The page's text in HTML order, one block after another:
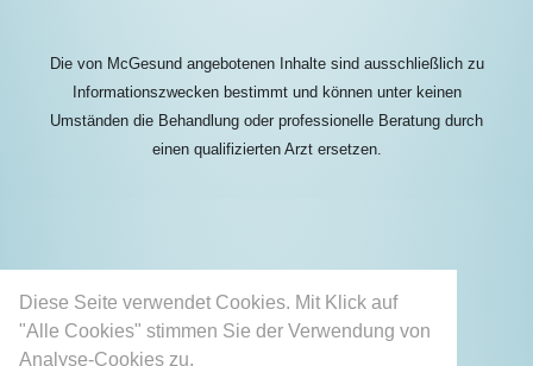
Diese Seite verwendet Cookies. Mit Klick auf
"Alle Cookies" stimmen Sie der Verwendung von
Analyse-Cookies zu.
Die von McGesund angebotenen Inhalte sind ausschließlich zu
Informationszwecken bestimmt und können unter keinen
Umständen die Behandlung oder professionelle Beratung durch
einen qualifizierten Arzt ersetzen.